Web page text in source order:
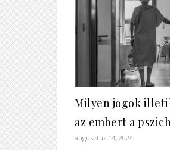
Milyen jogok
az embert a
augusztus 14, 2024